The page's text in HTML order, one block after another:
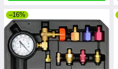
–16%